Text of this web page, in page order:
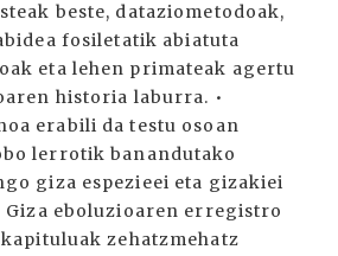
beste, dataziometodoak,
fosiletatik abiatuta
eta lehen primateak agertu
historia laburra. •
erabili da testu osoan
lerrotik banandutako
giza espezieei eta gizakiei
Giza eboluzioaren erregistro
zehatzmehatz